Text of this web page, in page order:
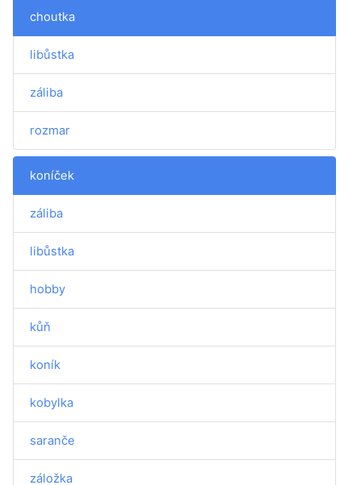
choutka
libůstka
záliba
rozmar
koníček
záliba
libůstka
hobby
kůň
koník
kobylka
saranče
záložka